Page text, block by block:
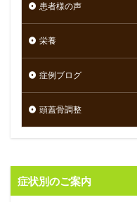
患者様の声
栄養
症例ブログ
頭蓋骨調整
症状別のご案内